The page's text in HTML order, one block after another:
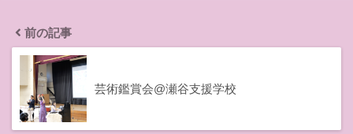
前の記事
芸術鑑賞会@瀬谷支援学校